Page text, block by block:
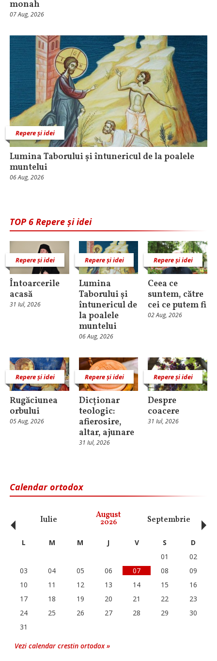
monah
07 Aug, 2026
Repere și idei
Lumina Taborului și întunericul de la poalele
muntelui
06 Aug, 2026
TOP 6 Repere și idei
Repere și idei
Întoarcerile
acasă
31 Iul, 2026
Repere și idei
Lumina
Taborului și
întunericul de
la poalele
muntelui
06 Aug, 2026
Repere și idei
Ceea ce
suntem, către
cei ce putem fi
02 Aug, 2026
Repere și idei
Rugăciunea
orbului
05 Aug, 2026
Repere și idei
Dicționar
teologic:
afierosire,
altar, ajunare
31 Iul, 2026
Repere și idei
Despre
coacere
31 Iul, 2026
Calendar ortodox
Iulie August
2026 Septembrie
‹ L M M J V S
D
01
02
03
04 05 06 07 08
09
10
11 12 13 14 15
16
17
18 19 20 21 22
23
24
25 26 27 28 29
30
31
Vezi calendar crestin ortodox »